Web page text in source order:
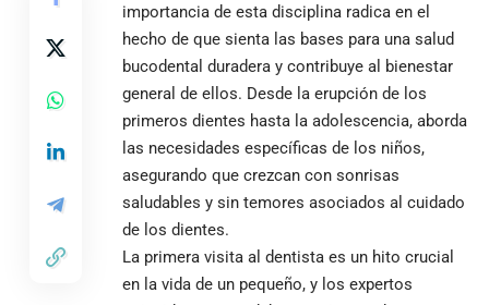
importancia de esta disciplina radica en el
hecho de que sienta las bases para una salud
bucodental duradera y contribuye al bienestar
general de ellos. Desde la erupción de los
primeros dientes hasta la adolescencia, aborda
las necesidades específicas de los niños,
asegurando que crezcan con sonrisas
saludables y sin temores asociados al cuidado
de los dientes.
La primera visita al dentista es un hito crucial
en la vida de un pequeño, y los expertos